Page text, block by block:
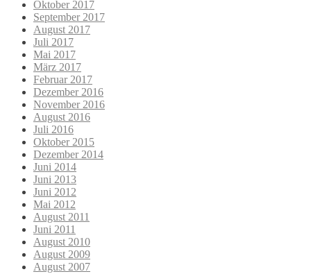
Oktober 2017
September 2017
August 2017
Juli 2017
Mai 2017
März 2017
Februar 2017
Dezember 2016
November 2016
August 2016
Juli 2016
Oktober 2015
Dezember 2014
Juni 2014
Juni 2013
Juni 2012
Mai 2012
August 2011
Juni 2011
August 2010
August 2009
August 2007